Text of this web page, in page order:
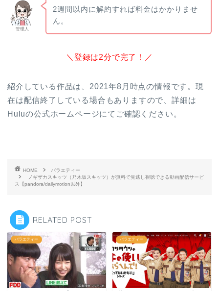
管理人
2週間以内に解約すれば料金はかかりませ
ん。
＼登録は2分で完了！／
紹介している作品は、2021年8月時点の情報です。現
在は配信終了している場合もありますので、詳細は
Huluの公式ホームページにてご確認ください。
HOME
バラエティー
ノギザカスキッツ（乃木坂スキッツ）が無料で見逃し視聴できる動画配信サービ
ス【pandora/dailymotion以外】
RELATED POST
バラエティー バラエティー